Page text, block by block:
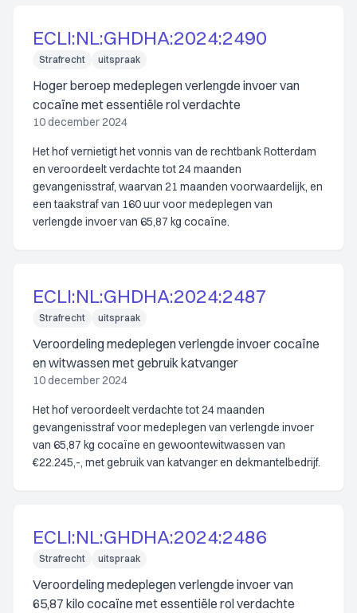
ECLI:NL:GHDHA:2024:2490
Strafrecht uitspraak
Hoger beroep medeplegen verlengde invoer van
cocaïne met essentiële rol verdachte
10 december 2024
Het hof vernietigt het vonnis van de rechtbank Rotterdam
en veroordeelt verdachte tot 24 maanden
gevangenisstraf, waarvan 21 maanden voorwaardelijk, en
een taakstraf van 160 uur voor medeplegen van
verlengde invoer van 65,87 kg cocaïne.
ECLI:NL:GHDHA:2024:2487
Strafrecht uitspraak
Veroordeling medeplegen verlengde invoer cocaïne
en witwassen met gebruik katvanger
10 december 2024
Het hof veroordeelt verdachte tot 24 maanden
gevangenisstraf voor medeplegen van verlengde invoer
van 65,87 kg cocaïne en gewoontewitwassen van
€22.245,-, met gebruik van katvanger en dekmantelbedrijf.
ECLI:NL:GHDHA:2024:2486
Strafrecht uitspraak
Veroordeling medeplegen verlengde invoer van
65,87 kilo cocaïne met essentiële rol verdachte